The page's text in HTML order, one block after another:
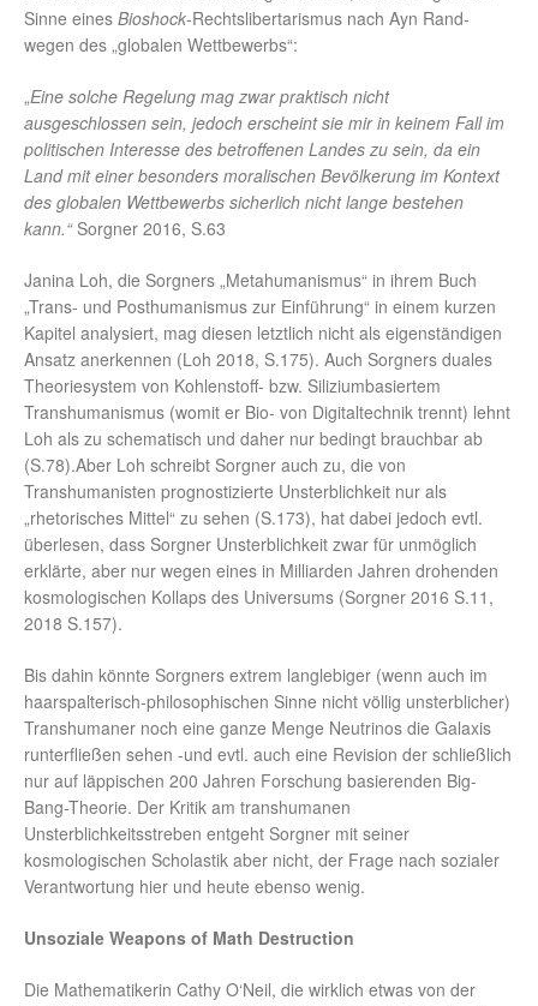
Sinne eines Bioshock-Rechtslibertarismus nach Ayn Rand-
wegen des „globalen Wettbewerbs“:
„Eine solche Regelung mag zwar praktisch nicht
ausgeschlossen sein, jedoch erscheint sie mir in keinem Fall im
politischen Interesse des betroffenen Landes zu sein, da ein
Land mit einer besonders moralischen Bevölkerung im Kontext
des globalen Wettbewerbs sicherlich nicht lange bestehen
kann.“ Sorgner 2016, S.63
Janina Loh, die Sorgners „Metahumanismus“ in ihrem Buch
„Trans- und Posthumanismus zur Einführung“ in einem kurzen
Kapitel analysiert, mag diesen letztlich nicht als eigenständigen
Ansatz anerkennen (Loh 2018, S.175). Auch Sorgners duales
Theoriesystem von Kohlenstoff- bzw. Siliziumbasiertem
Transhumanismus (womit er Bio- von Digitaltechnik trennt) lehnt
Loh als zu schematisch und daher nur bedingt brauchbar ab
(S.78).Aber Loh schreibt Sorgner auch zu, die von
Transhumanisten prognostizierte Unsterblichkeit nur als
„rhetorisches Mittel“ zu sehen (S.173), hat dabei jedoch evtl.
überlesen, dass Sorgner Unsterblichkeit zwar für unmöglich
erklärte, aber nur wegen eines in Milliarden Jahren drohenden
kosmologischen Kollaps des Universums (Sorgner 2016 S.11,
2018 S.157).
Bis dahin könnte Sorgners extrem langlebiger (wenn auch im
haarspalterisch-philosophischen Sinne nicht völlig unsterblicher)
Transhumaner noch eine ganze Menge Neutrinos die Galaxis
runterfließen sehen -und evtl. auch eine Revision der schließlich
nur auf läppischen 200 Jahren Forschung basierenden Big-
Bang-Theorie. Der Kritik am transhumanen
Unsterblichkeitsstreben entgeht Sorgner mit seiner
kosmologischen Scholastik aber nicht, der Frage nach sozialer
Verantwortung hier und heute ebenso wenig.
Unsoziale Weapons of Math Destruction
Die Mathematikerin Cathy O‘Neil, die wirklich etwas von der